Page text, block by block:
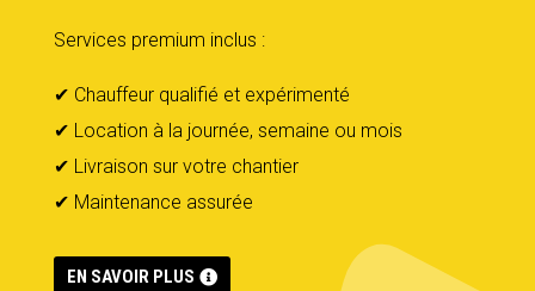
Services premium inclus :
✔ Chauffeur qualifié et expérimenté
✔ Location à la journée, semaine ou mois
✔ Livraison sur votre chantier
✔ Maintenance assurée
EN SAVOIR PLUS